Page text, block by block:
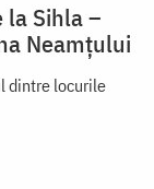
la Sihla –
Neamțului
dintre locurile